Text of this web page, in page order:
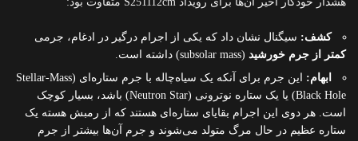
کشف: سیگنال نشان داد که یکی از اجرام درگیر در ادغام، جرمی
کمتر از جرم خورشید (subsolar mass) داشته است.
ابهام:
این جرم برای آنکه یک سیاه‌چاله با جرم ستاره‌ای (Stellar-Mass
Black Hole) یا یک ستاره نوترونی (Neutron Star) باشد، بسیار کوچک
است. هر دوی این اجرام بقایای ستاره‌ای هستند که از رمبش هسته یک
ستاره عظیم در حال مرگ متولد می‌شوند و جرم آن‌ها بیشتر از جرم